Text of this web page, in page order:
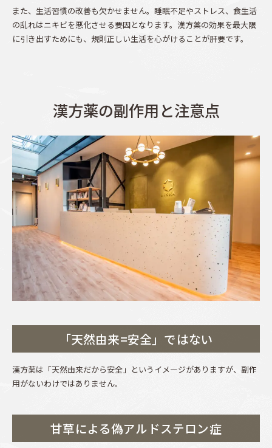
また、生活習慣の改善も欠かせません。睡眠不足やストレス、食生活
の乱れはニキビを悪化させる要因となります。漢方薬の効果を最大限
に引き出すためにも、規則正しい生活を心がけることが肝要です。
漢方薬の副作用と注意点
「天然由来=安全」ではない
漢方薬は「天然由来だから安全」というイメージがありますが、副作
用がないわけではありません。
甘草による偽アルドステロン症